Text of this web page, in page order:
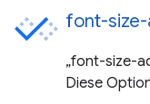
font-
„font-size-
Diese